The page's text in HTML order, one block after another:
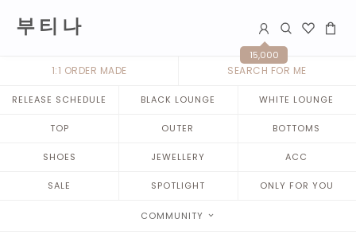
부 티 나
15,000
1:1 ORDER MADE SEARCH FOR ME
RELEASE SCHEDULE BLACK LOUNGE WHITE LOUNGE
TOP OUTER BOTTOMS
SHOES JEWELLERY ACC
SALE SPOTLIGHT ONLY FOR YOU
COMMUNITY